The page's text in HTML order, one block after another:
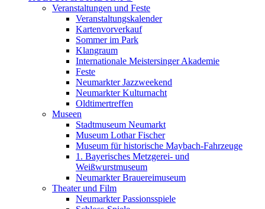
Veranstaltungen und Feste
Veranstaltungskalender
Kartenvorverkauf
Sommer im Park
Klangraum
Internationale Meistersinger Akademie
Feste
Neumarkter Jazzweekend
Neumarkter Kulturnacht
Oldtimertreffen
Museen
Stadtmuseum Neumarkt
Museum Lothar Fischer
Museum für historische Maybach-Fahrzeuge
1. Bayerisches Metzgerei- und
Weißwurstmuseum
Neumarkter Brauereimuseum
Theater und Film
Neumarkter Passionsspiele